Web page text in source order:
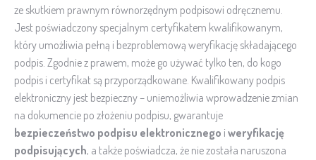
ze skutkiem prawnym równorzędnym podpisowi odręcznemu.
Jest poświadczony specjalnym certyfikatem kwalifikowanym,
który umożliwia pełną i bezproblemową weryfikację składającego
podpis. Zgodnie z prawem, może go używać tylko ten, do kogo
podpis i certyfikat są przyporządkowane. Kwalifikowany podpis
elektroniczny jest bezpieczny – uniemożliwia wprowadzenie zmian
na dokumencie po złożeniu podpisu, gwarantuje
bezpieczeństwo podpisu elektronicznego i weryfikację
podpisujących, a także poświadcza, że nie została naruszona